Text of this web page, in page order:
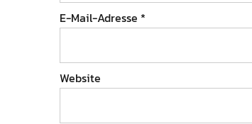
E-Mail-Adresse *
Website